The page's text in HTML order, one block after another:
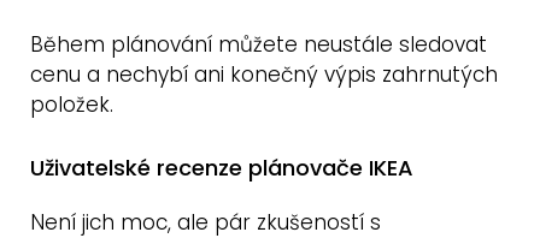
Během plánování můžete neustále sledovat
cenu a nechybí ani konečný výpis zahrnutých
položek.
Uživatelské recenze plánovače IKEA
Není jich moc, ale pár zkušeností s